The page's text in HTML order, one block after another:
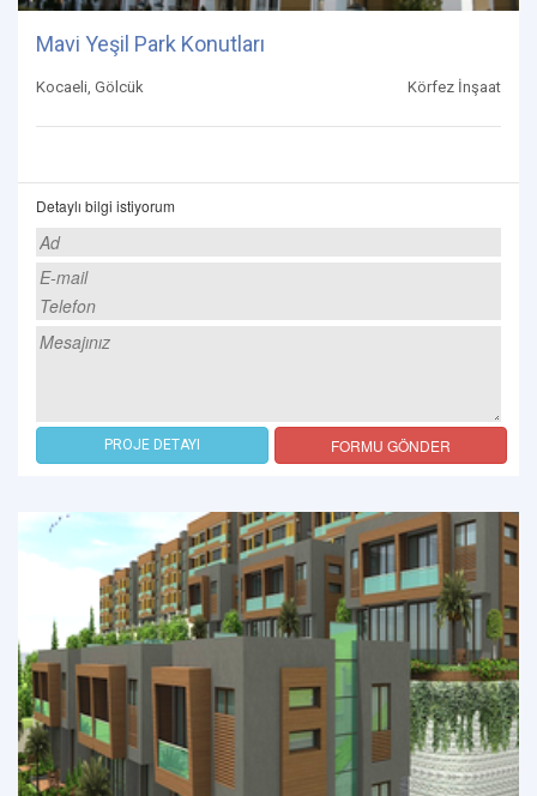
Mavi Yeşil Park Konutları
Kocaeli, Gölcük Körfez İnşaat
Detaylı bilgi istiyorum
PROJE DETAYI FORMU GÖNDER